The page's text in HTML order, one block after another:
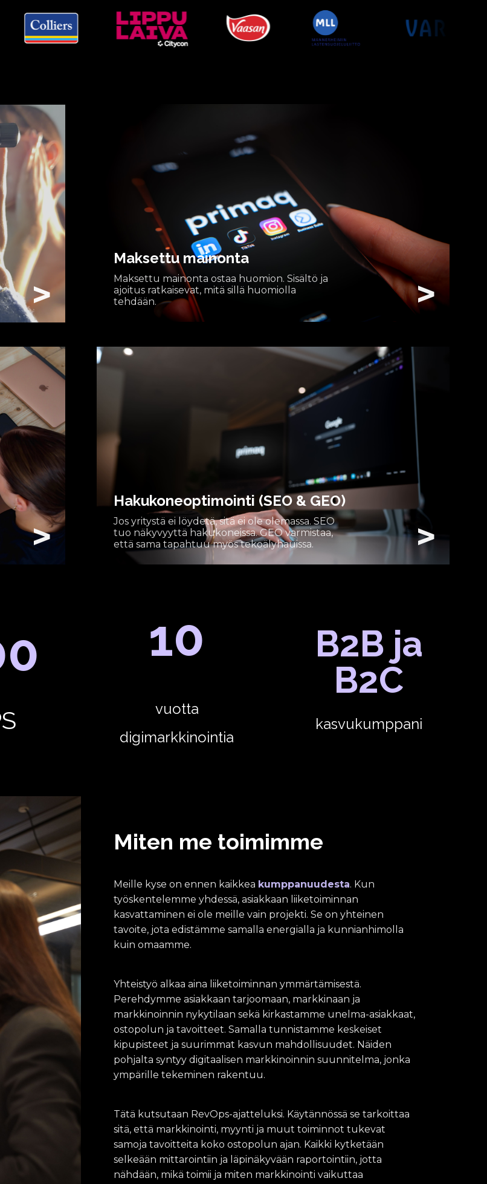
>
Maksettu mainonta
Maksettu mainonta ostaa huomion. Sisältö ja
ajoitus ratkaisevat, mitä sillä huomiolla
tehdään.
>
>
Hakukoneoptimointi (SEO & GEO)
Jos yritystä ei löydetä, sitä ei ole olemassa. SEO
tuo näkyvyyttä hakukoneissa. GEO varmistaa,
että sama tapahtuu myös tekoälyhauissa.
>
10
vuotta
digimarkkinointia
B2B ja
B2C
kasvukumppani
Miten me toimimme
Meille kyse on ennen kaikkea kumppanuudesta. Kun
työskentelemme yhdessä, asiakkaan liiketoiminnan
kasvattaminen ei ole meille vain projekti. Se on yhteinen
tavoite, jota edistämme samalla energialla ja kunnianhimolla
kuin omaamme.
Yhteistyö alkaa aina liiketoiminnan ymmärtämisestä.
Perehdymme asiakkaan tarjoomaan, markkinaan ja
markkinoinnin nykytilaan sekä kirkastamme unelma-asiakkaat,
ostopolun ja tavoitteet. Samalla tunnistamme keskeiset
kipupisteet ja suurimmat kasvun mahdollisuudet. Näiden
pohjalta syntyy digitaalisen markkinoinnin suunnitelma, jonka
ympärille tekeminen rakentuu.
Tätä kutsutaan RevOps-ajatteluksi. Käytännössä se tarkoittaa
sitä, että markkinointi, myynti ja muut toiminnot tukevat
samoja tavoitteita koko ostopolun ajan. Kaikki kytketään
selkeään mittarointiin ja läpinäkyvään raportointiin, jotta
nähdään, mikä toimii ja miten markkinointi vaikuttaa